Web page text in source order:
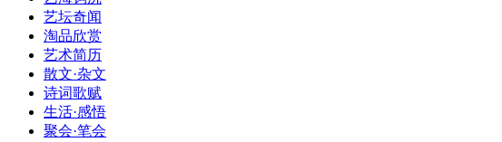
艺坛奇闻
淘品欣赏
艺术简历
散文·杂文
诗词歌赋
生活·感悟
聚会·笔会